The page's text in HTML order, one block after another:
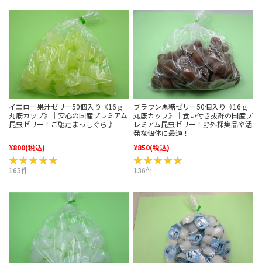
イエロー果汁ゼリー50個入り《16ｇ
丸底カップ》｜安心の国産プレミアム
昆虫ゼリー！ご馳走まっしぐら♪
¥800(税込)
★★★★★
★★★★★
165件
ブラウン黒糖ゼリー50個入り《16ｇ
丸底カップ》｜食い付き抜群の国産プ
レミアム昆虫ゼリー！野外採集品や活
発な個体に最適！
¥850(税込)
★★★★★
★★★★★
136件